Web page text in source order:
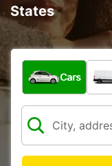
States
What type of
Cars